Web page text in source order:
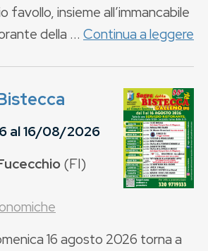
favollo, insieme all’immancabile
della ... Continua a leggere
al16/08/2026
(FI)
16 agosto 2026 torna a